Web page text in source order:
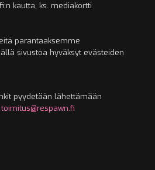
kautta, ks. mediakortti
parantaaksemme
sivustoa hyväksyt evästeiden
pyydetään lähettämään
toimitus@respawn.fi